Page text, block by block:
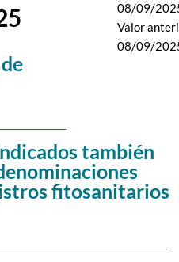
08/09/
Valor
08/09/
también
fitosanitarios